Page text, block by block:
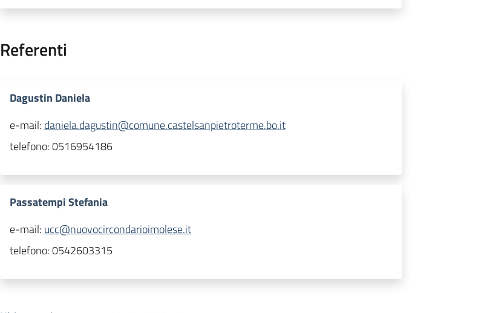
Referenti
Dagustin Daniela
e-mail: daniela.dagustin@comune.castelsanpietroterme.bo.it
telefono:0516954186
Passatempi Stefania
e-mail: ucc@nuovocircondarioimolese.it
telefono:0542603315